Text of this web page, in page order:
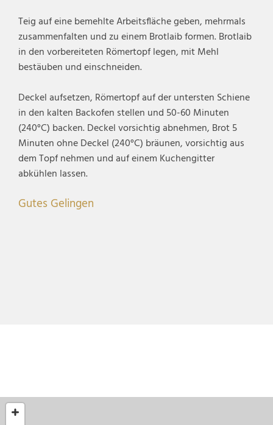
Teig auf eine bemehlte Arbeitsfläche geben, mehrmals
zusammenfalten und zu einem Brotlaib formen. Brotlaib
in den vorbereiteten Römertopf legen, mit Mehl
bestäuben und einschneiden.
Deckel aufsetzen, Römertopf auf der untersten Schiene
in den kalten Backofen stellen und 50-60 Minuten
(240°C) backen. Deckel vorsichtig abnehmen, Brot 5
Minuten ohne Deckel (240°C) bräunen, vorsichtig aus
dem Topf nehmen und auf einem Kuchengitter
abkühlen lassen.
Gutes Gelingen